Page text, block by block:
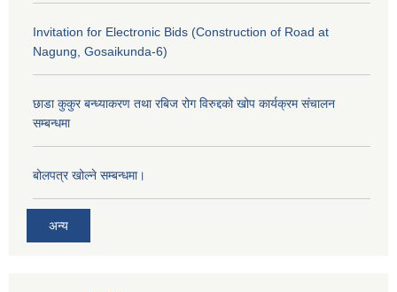
Invitation for Electronic Bids (Construction of Road at
Nagung, Gosaikunda-6)
छाडा कुकुर बन्ध्याकरण तथा रबिज रोग विरुद्दको खोप कार्यक्रम संचालन
सम्बन्धमा
बोलपत्र खोल्ने सम्बन्धमा।
अन्य